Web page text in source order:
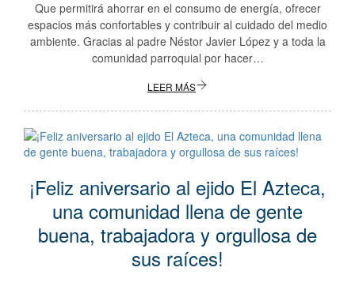
Que permitirá ahorrar en el consumo de energía, ofrecer
espacios más confortables y contribuir al cuidado del medio
ambiente. Gracias al padre Néstor Javier López y a toda la
comunidad parroquial por hacer…
LEER MÁS
¡Feliz aniversario al ejido El Azteca,
una comunidad llena de gente
buena, trabajadora y orgullosa de
sus raíces!